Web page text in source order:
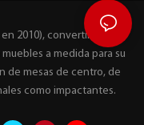
2010), convertimos la
a medida para su
de mesas de centro, de
como impactantes.